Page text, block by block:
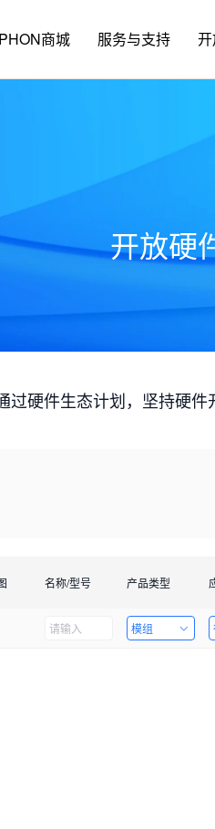
商城 服务与支持
开放硬
过硬件生态计划，坚持硬件
名称/型号 产品类型
模组